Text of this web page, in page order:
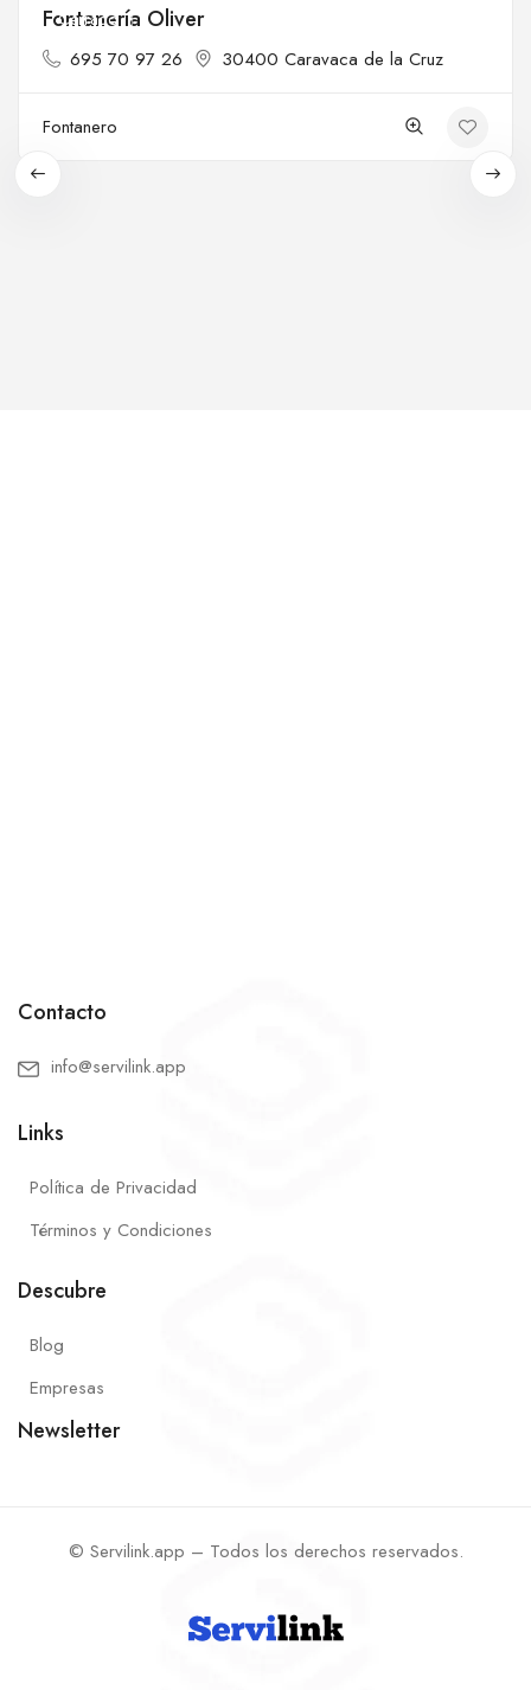
Cerrado
Fontanería Oliver
695 70 97 26 30400 Caravaca de la Cruz
Fontanero
Contacto
info@servilink.app
Links
Política de Privacidad
Términos y Condiciones
Descubre
Blog
Empresas
Newsletter
© Servilink.app – Todos los derechos reservados.